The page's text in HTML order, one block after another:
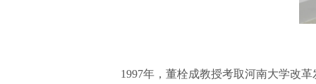
1997年，董栓成教授考取河南大学改